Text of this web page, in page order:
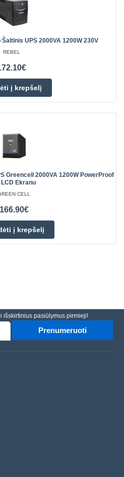
UPS 2000VA 1200W 230V
REBEL
į krepšelį
Greencell 2000VA 1200W PowerProof
LCD Ekranu
CELL
166.90€
į krepšelį
išskirtinius pasiūlymus pirmieji!
Prenumeruoti